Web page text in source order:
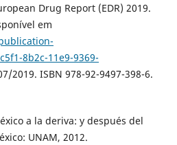
Drug Report (EDR) 2019.
em
8b2c-11e9-9369-
2019. ISBN 978-92-9497-398-6.
a la deriva: y después del
UNAM, 2012.